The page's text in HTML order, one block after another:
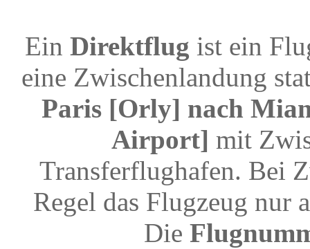
Ein Direktflug ist ein
eine Zwischenlandung
Paris [Orly] nach
Airport] mit
Transferflughafen. Bei
Regel das Flugzeug nur
Die